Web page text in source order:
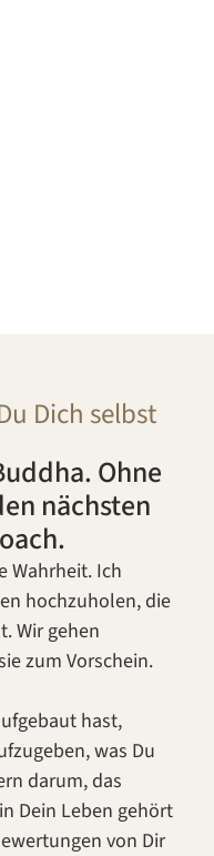
Dich selbst
Ohne
nächsten
Wahrheit. Ich
hochzuholen, die
Wir gehen
zum Vorschein.
hast,
was Du
darum, das
Dein Leben gehört
von Dir